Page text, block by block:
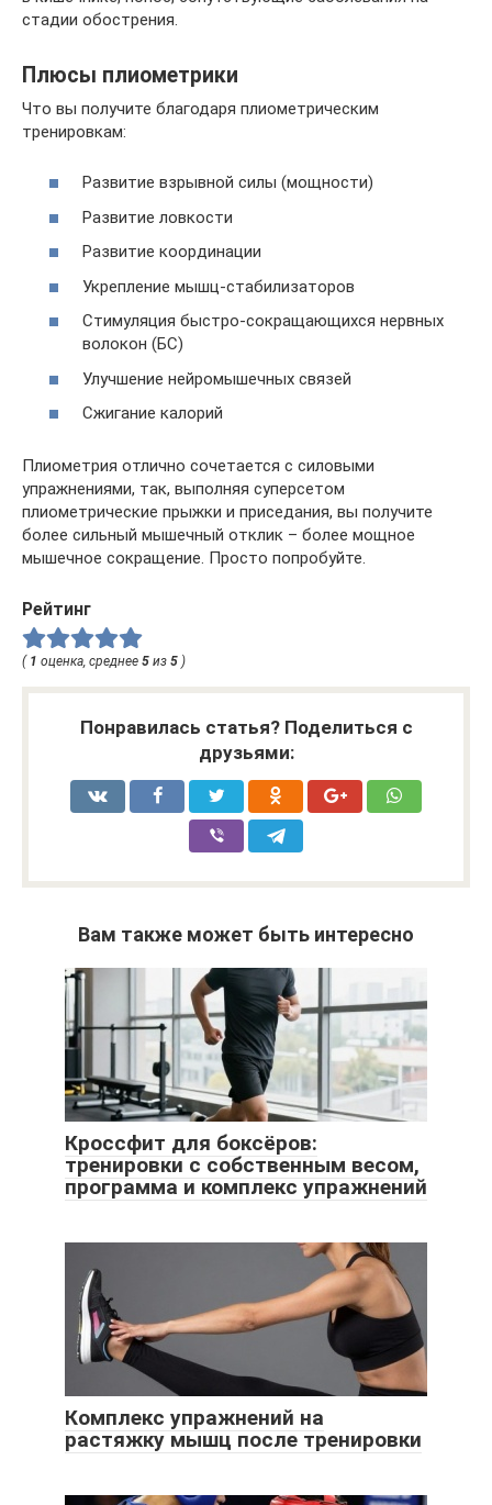
стадии обострения.
Плюсы плиометрики
Что вы получите благодаря плиометрическим
тренировкам:
Развитие взрывной силы (мощности)
Развитие ловкости
Развитие координации
Укрепление мышц-стабилизаторов
Стимуляция быстро-сокращающихся нервных
волокон (БС)
Улучшение нейромышечных связей
Сжигание калорий
Плиометрия отлично сочетается с силовыми
упражнениями, так, выполняя суперсетом
плиометрические прыжки и приседания, вы получите
более сильный мышечный отклик – более мощное
мышечное сокращение. Просто попробуйте.
Рейтинг
( 1 оценка, среднее 5 из 5 )
Понравилась статья? Поделиться с
друзьями:
Вам также может быть интересно
Кроссфит для боксёров:
тренировки с собственным весом,
программа и комплекс упражнений
Комплекс упражнений на
растяжку мышц после тренировки